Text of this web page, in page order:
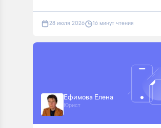
28 июля 2026 16 минут чтения
Ефимова Елена
Юрист